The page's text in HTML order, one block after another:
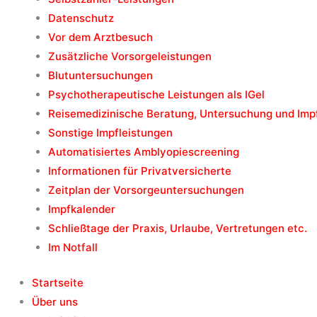
Datenschutz
Vor dem Arztbesuch
Zusätzliche Vorsorgeleistungen
Blutuntersuchungen
Psychotherapeutische Leistungen als IGel
Reisemedizinische Beratung, Untersuchung und
Sonstige Impfleistungen
Automatisiertes Amblyopiescreening
Informationen für Privatversicherte
Zeitplan der Vorsorgeuntersuchungen
Impfkalender
Schließtage der Praxis, Urlaube, Vertretungen etc.
Im Notfall
Startseite
Über uns